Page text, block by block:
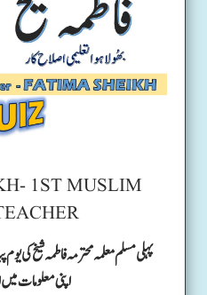
1ST MUSLIM
پہلی مسلم معلمہ محترمہ فاطمہ شیخ کی
اپنی معلومات